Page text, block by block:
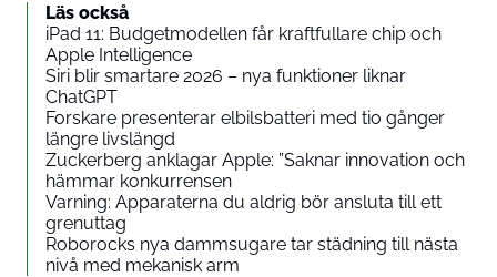
Läs också
iPad 11: Budgetmodellen får kraftfullare chip och
Apple Intelligence
Siri blir smartare 2026 – nya funktioner liknar
ChatGPT
Forskare presenterar elbilsbatteri med tio gånger
längre livslängd
Zuckerberg anklagar Apple: ”Saknar innovation och
hämmar konkurrensen
Varning: Apparaterna du aldrig bör ansluta till ett
grenuttag
Roborocks nya dammsugare tar städning till nästa
nivå med mekanisk arm